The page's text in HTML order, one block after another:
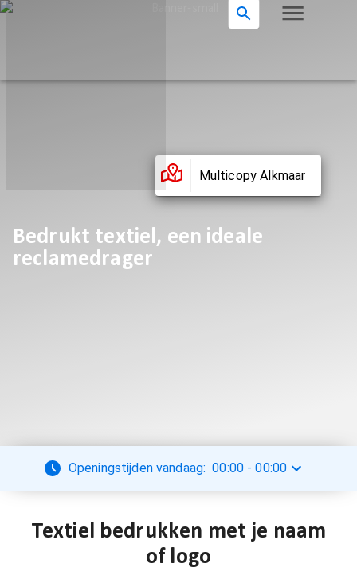
Multicopy Alkmaar
Bedrukt textiel, een ideale
reclamedrager
Openingstijden vandaag: 00:00 -00:00
Textiel bedrukken met je naam
of logo